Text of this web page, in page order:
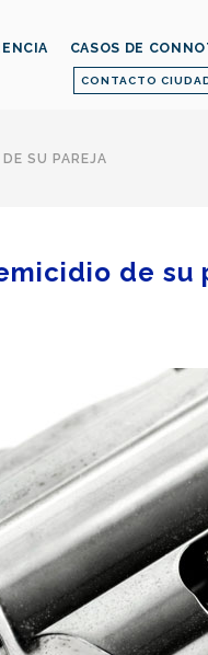
CONTACTO
CASOS DE
SU PAREJA
de su